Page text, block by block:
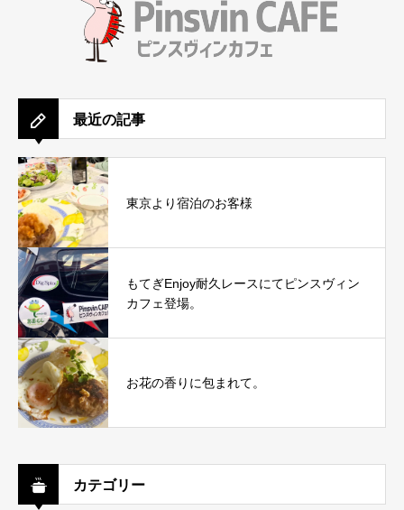
最近の記事
東京より宿泊のお客様
もてぎEnjoy耐久レースにてピンスヴィン
カフェ登場。
お花の香りに包まれて。
カテゴリー